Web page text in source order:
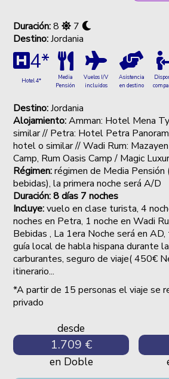
Duración:8
7
Destino:Jordania
4*
Hotel 4*
Media
Pensión
Vuelos I/V
incluidos
Asistencia
en destino
Destino:Jordania
Alojamiento:Amman: Hotel Mena
similar // Petra: Hotel Petra
hotel o similar // Wadi Rum:
Camp, Rum Oasis Camp / Magic
Régimen:régimen de Media Pensión
bebidas), la primera noche será A/D
Duración: 8 días 7 noches
Incluye:vuelo en clase turista, 4
noches en Petra, 1 noche en Wadi
Bebidas , La 1era Noche será en
guía local de habla hispana durante
carburantes, seguro de viaje( 450€
itinerario...
*A partir de 15 personas el viaje se
privado
desde
1.709 €
en Doble